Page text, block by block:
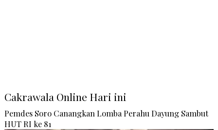
Cakrawala Online Hari ini
Pemdes Soro Canangkan Lomba Perahu Dayung Sambut
HUT RI ke 81